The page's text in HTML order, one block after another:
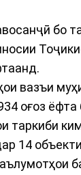
бо
вазъи
оғоз
таркиби
14